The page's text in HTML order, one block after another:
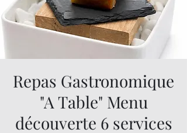
Repas Gastronomique
"A Table" Menu
découverte 6 services